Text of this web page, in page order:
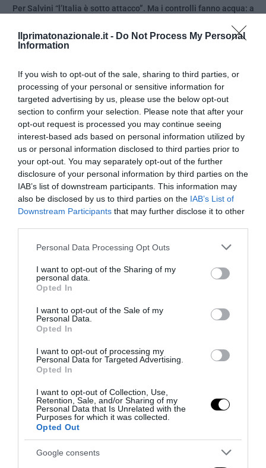
Ilprimatonazionale.it - Do Not Process My Personal
Information
If you wish to opt-out of the sale, sharing to third parties, or
processing of your personal or sensitive information for
targeted advertising by us, please use the below opt-out
section to confirm your selection. Please note that after your
opt-out request is processed you may continue seeing
interest-based ads based on personal information utilized by
us or personal information disclosed to third parties prior to
your opt-out. You may separately opt-out of the further
disclosure of your personal information by third parties on the
IAB’s list of downstream participants. This information may
also be disclosed by us to third parties on the IAB’s List of
Downstream Participants that may further disclose it to other
Please note that this website/app uses one or more Google
not limited to your visit or usage behaviour. You may click to
grant or deny consent to Google and its third-party tags to
use your data for below specified purposes in below Google
consent section.
Personal Data Processing Opt Outs
I want to opt-out of the Sharing of my
personal data.
Opted In
I want to opt-out of the Sale of my
Personal Data.
Opted In
I want to opt-out of processing my
Personal Data for Targeted Advertising.
Opted In
I want to opt-out of Collection, Use,
Retention, Sale, and/or Sharing of my
Personal Data that Is Unrelated with the
Purposes for which it was collected.
Opted Out
Google consents
Per Salvini “l’Italia è sotto attacco”. Ma i controlli fanno acqua: a
l’antifascismo copia il fascismo